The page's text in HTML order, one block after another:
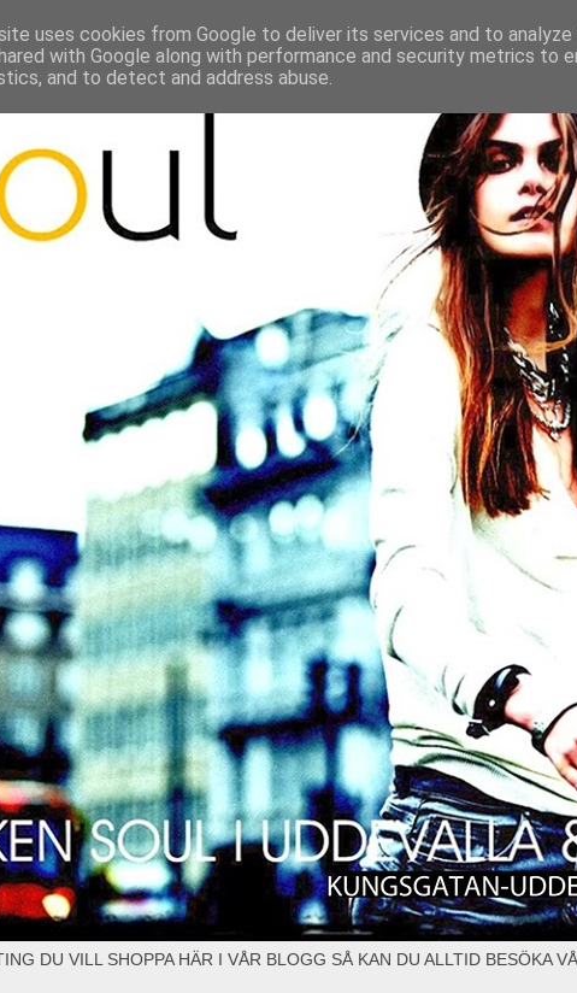
DU VILL SHOPPA HÄR I VÅR BLOGG SÅ KAN DU ALLTID BESÖKA
uses cookies from Google to deliver its services and to
with Google along with performance and security metrics to
and to detect and address abuse.